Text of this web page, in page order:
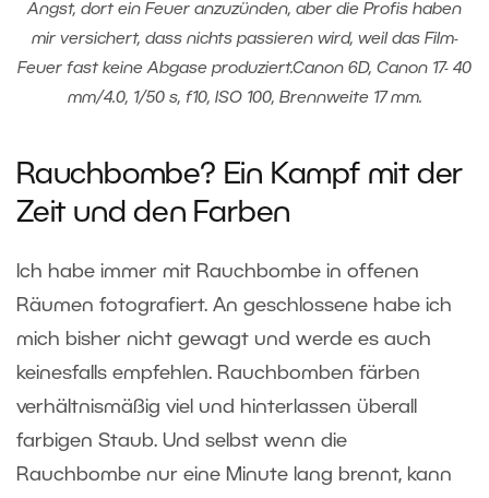
Angst, dort ein Feuer anzuzünden, aber die Profis haben
mir versichert, dass nichts passieren wird, weil das Film-
Feuer fast keine Abgase produziert.Canon 6D, Canon 17- 40
mm/4.0, 1/50 s, f10, ISO 100, Brennweite 17 mm.
Rauchbombe? Ein Kampf mit der
Zeit und den Farben
Ich habe immer mit Rauchbombe in offenen
Räumen fotografiert. An geschlossene habe ich
mich bisher nicht gewagt und werde es auch
keinesfalls empfehlen. Rauchbomben färben
verhältnismäßig viel und hinterlassen überall
farbigen Staub. Und selbst wenn die
Rauchbombe nur eine Minute lang brennt, kann